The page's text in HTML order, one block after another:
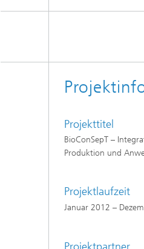
Projekttitel
BioConSepT –
Produktion und
Projektlaufzeit
Januar 2012 –
Projektpartner